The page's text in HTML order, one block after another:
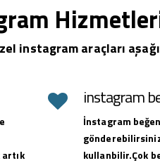
instagram araçları
instagram
İnstagram
kullanbilir.Çok